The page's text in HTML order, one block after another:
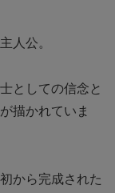
人公。
としての信念と
描かれていま
から完成された